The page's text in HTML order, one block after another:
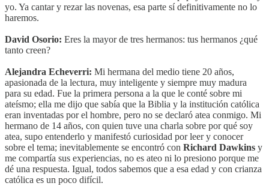
yo. Ya cantar y rezar las novenas, esa parte sí definitivamente no lo
haremos.
David Osorio: Eres la mayor de tres hermanos: tus hermanos ¿qué
tanto creen?
Alejandra Echeverri: Mi hermana del medio tiene 20 años,
apasionada de la lectura, muy inteligente y siempre muy madura
para su edad. Fue la primera persona a la que le conté sobre mi
ateísmo; ella me dijo que sabía que la Biblia y la institución católica
eran inventadas por el hombre, pero no se declaró atea conmigo. Mi
hermano de 14 años, con quien tuve una charla sobre por qué soy
atea, supo entenderlo y manifestó curiosidad por leer y conocer
sobre el tema; inevitablemente se encontró con Richard Dawkins y
me compartía sus experiencias, no es ateo ni lo presiono porque me
dé una respuesta. Igual, todos sabemos que a esa edad y con crianza
católica es un poco difícil.